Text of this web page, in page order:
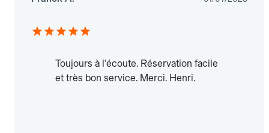
Toujours à l'écoute. Réservation facile
et très bon service. Merci. Henri.